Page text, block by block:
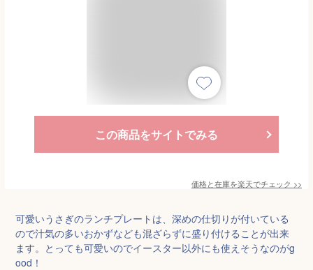
この商品をサイトでみる
価格と在庫を楽天でチェック >>
可愛いうさぎのランチプレートは、深めの仕切りが付いている
ので汁気の多いおかずなども混ざらずに盛り付けることが出来
ます。とっても可愛いのでイースター以外にも使えそうなのがg
ood！